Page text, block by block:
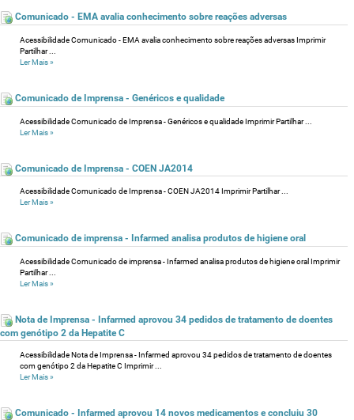
Comunicado - EMA avalia conhecimento sobre reações adversas
Acessibilidade Comunicado - EMA avalia conhecimento sobre reações adversas Imprimir
Partilhar ...
Ler Mais»
Comunicado de Imprensa - Genéricos e qualidade
Acessibilidade Comunicado de Imprensa - Genéricos e qualidade Imprimir Partilhar ...
Ler Mais»
Comunicado de Imprensa - COEN JA2014
Acessibilidade Comunicado de Imprensa - COEN JA2014 Imprimir Partilhar ...
Ler Mais»
Comunicado de imprensa - Infarmed analisa produtos de higiene oral
Acessibilidade Comunicado de imprensa - Infarmed analisa produtos de higiene oral Imprimir
Partilhar ...
Ler Mais»
Nota de Imprensa - Infarmed aprovou 34 pedidos de tratamento de doentes
com genótipo 2 da Hepatite C
Acessibilidade Nota de Imprensa - Infarmed aprovou 34 pedidos de tratamento de doentes
com genótipo 2 da Hepatite C Imprimir ...
Ler Mais»
Comunicado - Infarmed aprovou 14 novos medicamentos e concluiu 30